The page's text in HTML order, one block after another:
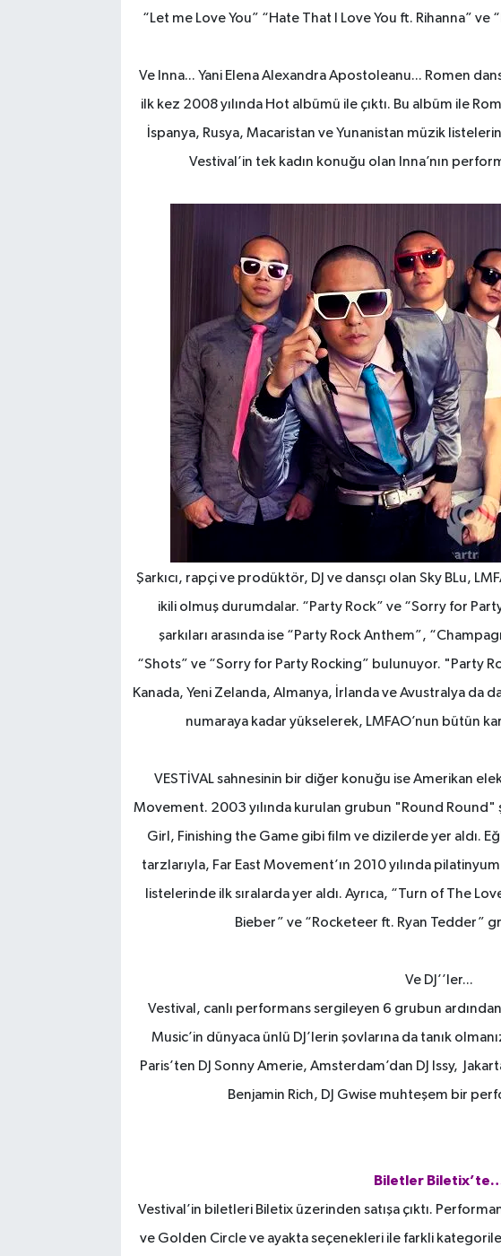
“Let me Love You” “Hate That I Love You ft. Rihanna” ve
Ve Inna... Yani Elena Alexandra Apostoleanu... Romen
ilk kez 2008 yılında Hot albümü ile çıktı. Bu albüm ile
İspanya, Rusya, Macaristan ve Yunanistan müzik
Vestival’in tek kadın konuğu olan Inna’nın
Şarkıcı, rapçi ve prodüktör, DJ ve dansçı olan Sky BLu,
ikili olmuş durumdalar. “Party Rock” ve “Sorry for
şarkıları arasında ise “Party Rock Anthem”,
“Shots” ve “Sorry for Party Rocking” bulunuyor. "Party
Kanada, Yeni Zelanda, Almanya, İrlanda ve Avustralya da
numaraya kadar yükselerek, LMFAO’nun bütün
VESTİVAL sahnesinin bir diğer konuğu ise Amerikan
Movement. 2003 yılında kurulan grubun "Round Round"
Girl, Finishing the Game gibi film ve dizilerde yer aldı.
tarzlarıyla, Far East Movement’ın 2010 yılında
listelerinde ilk sıralarda yer aldı. Ayrıca, “Turn of The
Bieber” ve “Rocketeer ft. Ryan Tedder”
Ve DJ’’ler...
Vestival, canlı performans sergileyen 6 grubun
Music’in dünyaca ünlü DJ’lerin şovlarına da tanık
Paris’ten DJ Sonny Amerie, Amsterdam’dan DJ Issy,
Benjamin Rich, DJ Gwise muhteşem bir
Biletler
Vestival’in biletleri Biletix üzerinden satışa çıktı.
ve Golden Circle ve ayakta seçenekleri ile farkli